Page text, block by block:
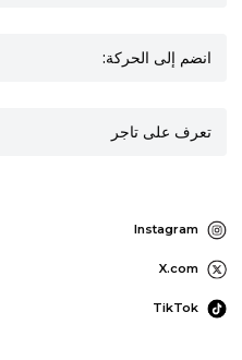
انضم إلى الحركة:
تعرف على تاجر
Instagram
X.com
TikTok